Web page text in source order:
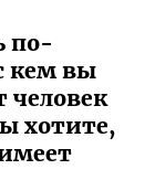
по-
кем вы
человек
хотите,